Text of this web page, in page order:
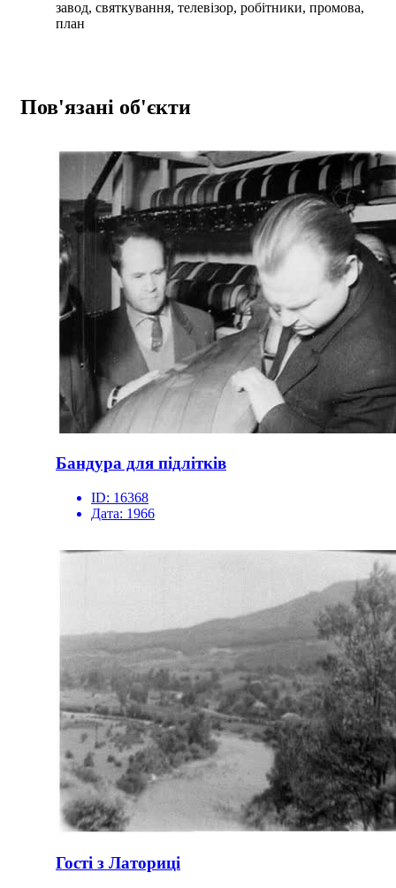
завод, святкування, телевізор, робітники, промова,
план
Пов'язані об'єкти
Бандура для підлітків
ID: 16368
Дата: 1966
Гості з Латориці